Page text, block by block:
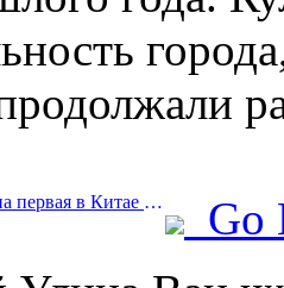
Prev:В Шанхае запущена первая в Китае система самостоятельного потребления культурных и туристических услуг для иностранных туристов
Go